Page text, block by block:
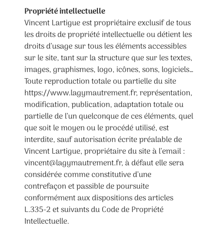
Propriété intellectuelle
Vincent Lartigue est propriétaire exclusif de tous
les droits de propriété intellectuelle ou détient les
droits d’usage sur tous les éléments accessibles
sur le site, tant sur la structure que sur les textes,
images, graphismes, logo, icônes, sons, logiciels…
Toute reproduction totale ou partielle du site
https://www.lagymautrement.fr, représentation,
modification, publication, adaptation totale ou
partielle de l’un quelconque de ces éléments, quel
que soit le moyen ou le procédé utilisé, est
interdite, sauf autorisation écrite préalable de
Vincent Lartigue, propriétaire du site à l’email :
vincent@lagymautrement.fr, à défaut elle sera
considérée comme constitutive d’une
contrefaçon et passible de poursuite
conformément aux dispositions des articles
L.335-2 et suivants du Code de Propriété
Intellectuelle.